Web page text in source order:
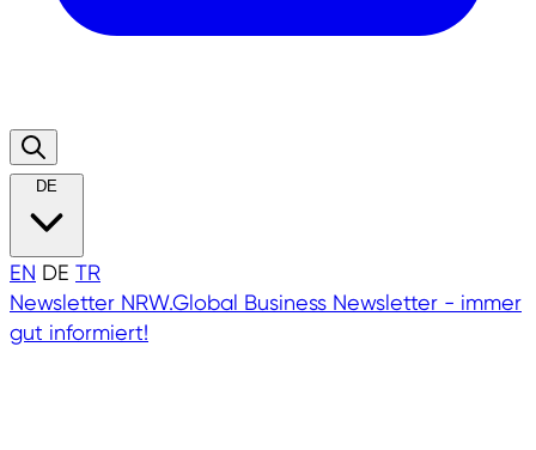
DE
EN DE TR
Newsletter NRW.Global Business Newsletter - immer
gut informiert!